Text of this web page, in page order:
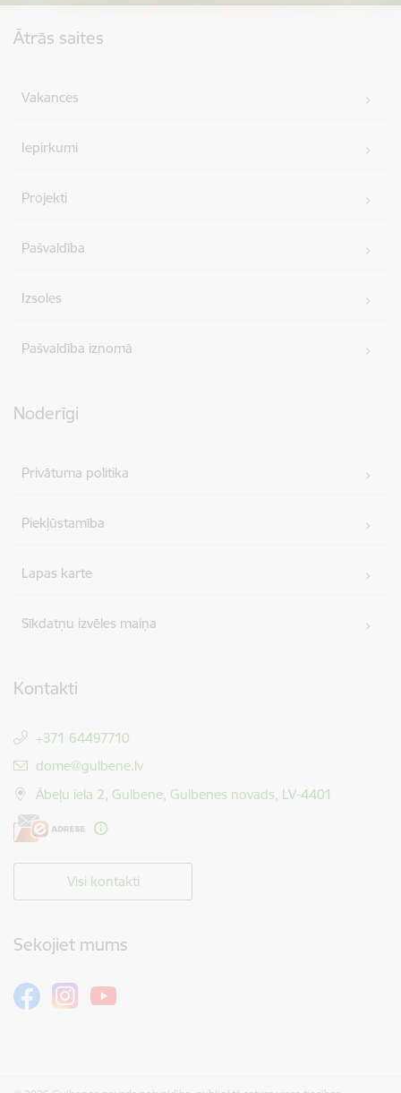
Ātrās saites
Vakances
Iepirkumi
Projekti
Pašvaldība
Izsoles
Pašvaldība iznomā
Noderīgi
Privātuma politika
Piekļūstamība
Lapas karte
Sīkdatņu izvēles maiņa
Kontakti
+371 64497710
E-pasts:
dome@gulbene.lv
Ābeļu iela 2, Gulbene, Gulbenes novads, LV-4401
Visi kontakti
Sekojiet mums